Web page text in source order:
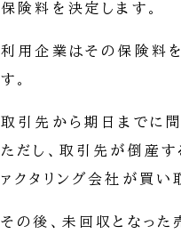
保険料を決定します。
利用企業はその保険料
す。
取引先から期日までに
ただし、取引先が倒産
ァクタリング会社が買
その後、未回収となった